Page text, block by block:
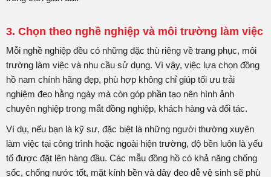
3. Chọn theo nghề nghiệp và môi trường làm việc
Mỗi nghề nghiệp đều có những đặc thù riêng về trang phục, môi
trường làm việc và nhu cầu sử dụng. Vì vậy, việc lựa chọn đồng
hồ nam chính hãng đẹp, phù hợp không chỉ giúp tối ưu trải
nghiệm đeo hằng ngày mà còn góp phần tạo nên hình ảnh
chuyên nghiệp trong mắt đồng nghiệp, khách hàng và đối tác.
Ví dụ, nếu bạn là kỹ sư, đặc biệt là những người thường xuyên
làm việc tại công trình hoặc ngoài hiện trường, độ bền luôn là yếu
tố được đặt lên hàng đầu. Các mẫu đồng hồ có khả năng chống
sốc, chống nước tốt, mặt kính bền và dây đeo dễ vệ sinh sẽ phù